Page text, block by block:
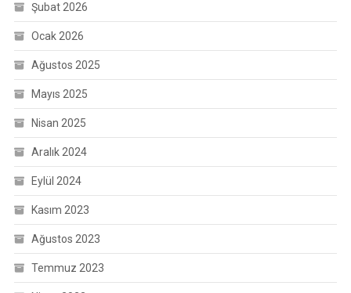
Şubat 2026
Ocak 2026
Ağustos 2025
Mayıs 2025
Nisan 2025
Aralık 2024
Eylül 2024
Kasım 2023
Ağustos 2023
Temmuz 2023